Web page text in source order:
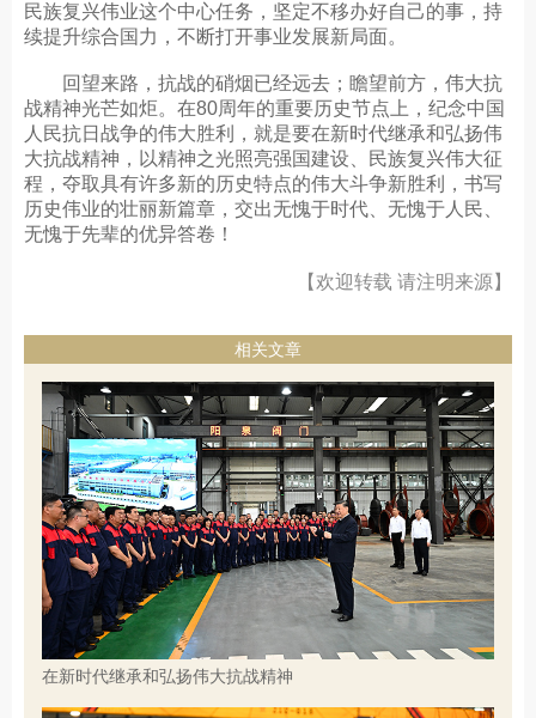
民族复兴伟业这个中心任务，坚定不移办好自己的事，持
续提升综合国力，不断打开事业发展新局面。
回望来路，抗战的硝烟已经远去；瞻望前方，伟大抗
战精神光芒如炬。在80周年的重要历史节点上，纪念中国
人民抗日战争的伟大胜利，就是要在新时代继承和弘扬伟
大抗战精神，以精神之光照亮强国建设、民族复兴伟大征
程，夺取具有许多新的历史特点的伟大斗争新胜利，书写
历史伟业的壮丽新篇章，交出无愧于时代、无愧于人民、
无愧于先辈的优异答卷！
【欢迎转载 请注明来源】
相关文章
在新时代继承和弘扬伟大抗战精神